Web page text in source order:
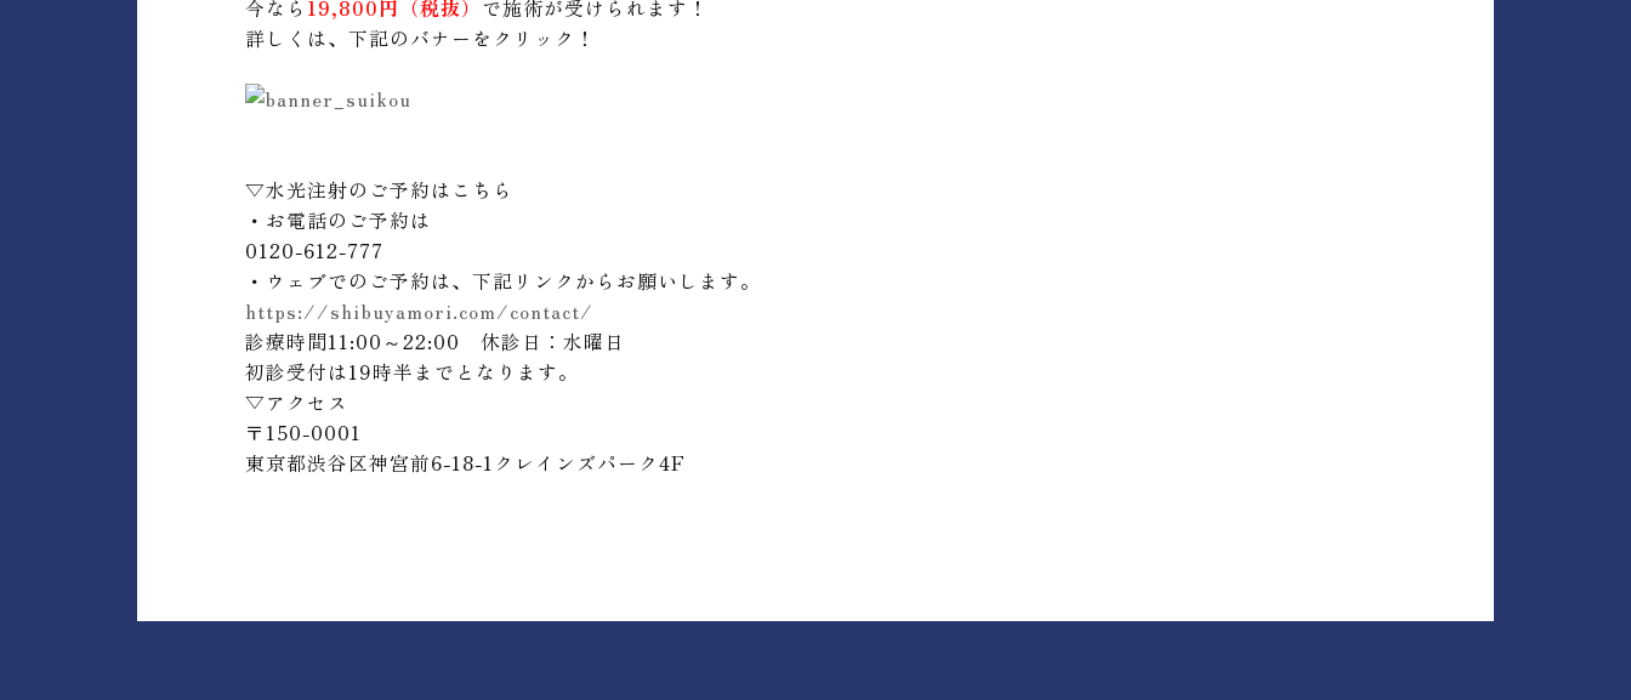
今なら 19,800円 （税抜） で施術が受けられます！
詳しくは、下記のバナーをクリック！
▽水光注射のご予約はこちら
・お電話のご予約は
0120-612-777
・ウェブでのご予約は、下記リンクからお願いします。
https://shibuyamori.com/contact/
診療時間11:00～22:00 休診日：水曜日
初診受付は19時半までとなります。
▽アクセス
〒 150-0001
東京都渋谷区神宮前6-18-1 クレインズパーク4F